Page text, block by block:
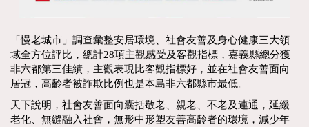
「慢老城市」調查彙整安居環境、社會友善及身心健康三大領
域全方位評比，總計28項主觀感受及客觀指標，嘉義縣總分獲
非六都第三佳績，主觀表現比客觀指標好，並在社會友善面向
居冠，高齡者被詐欺比例也是本島非六都縣市最低。
天下說明，社會友善面向囊括敬老、親老、不老及連通，延緩
老化、無縫融入社會，無形中形塑友善高齡者的環境，減少年